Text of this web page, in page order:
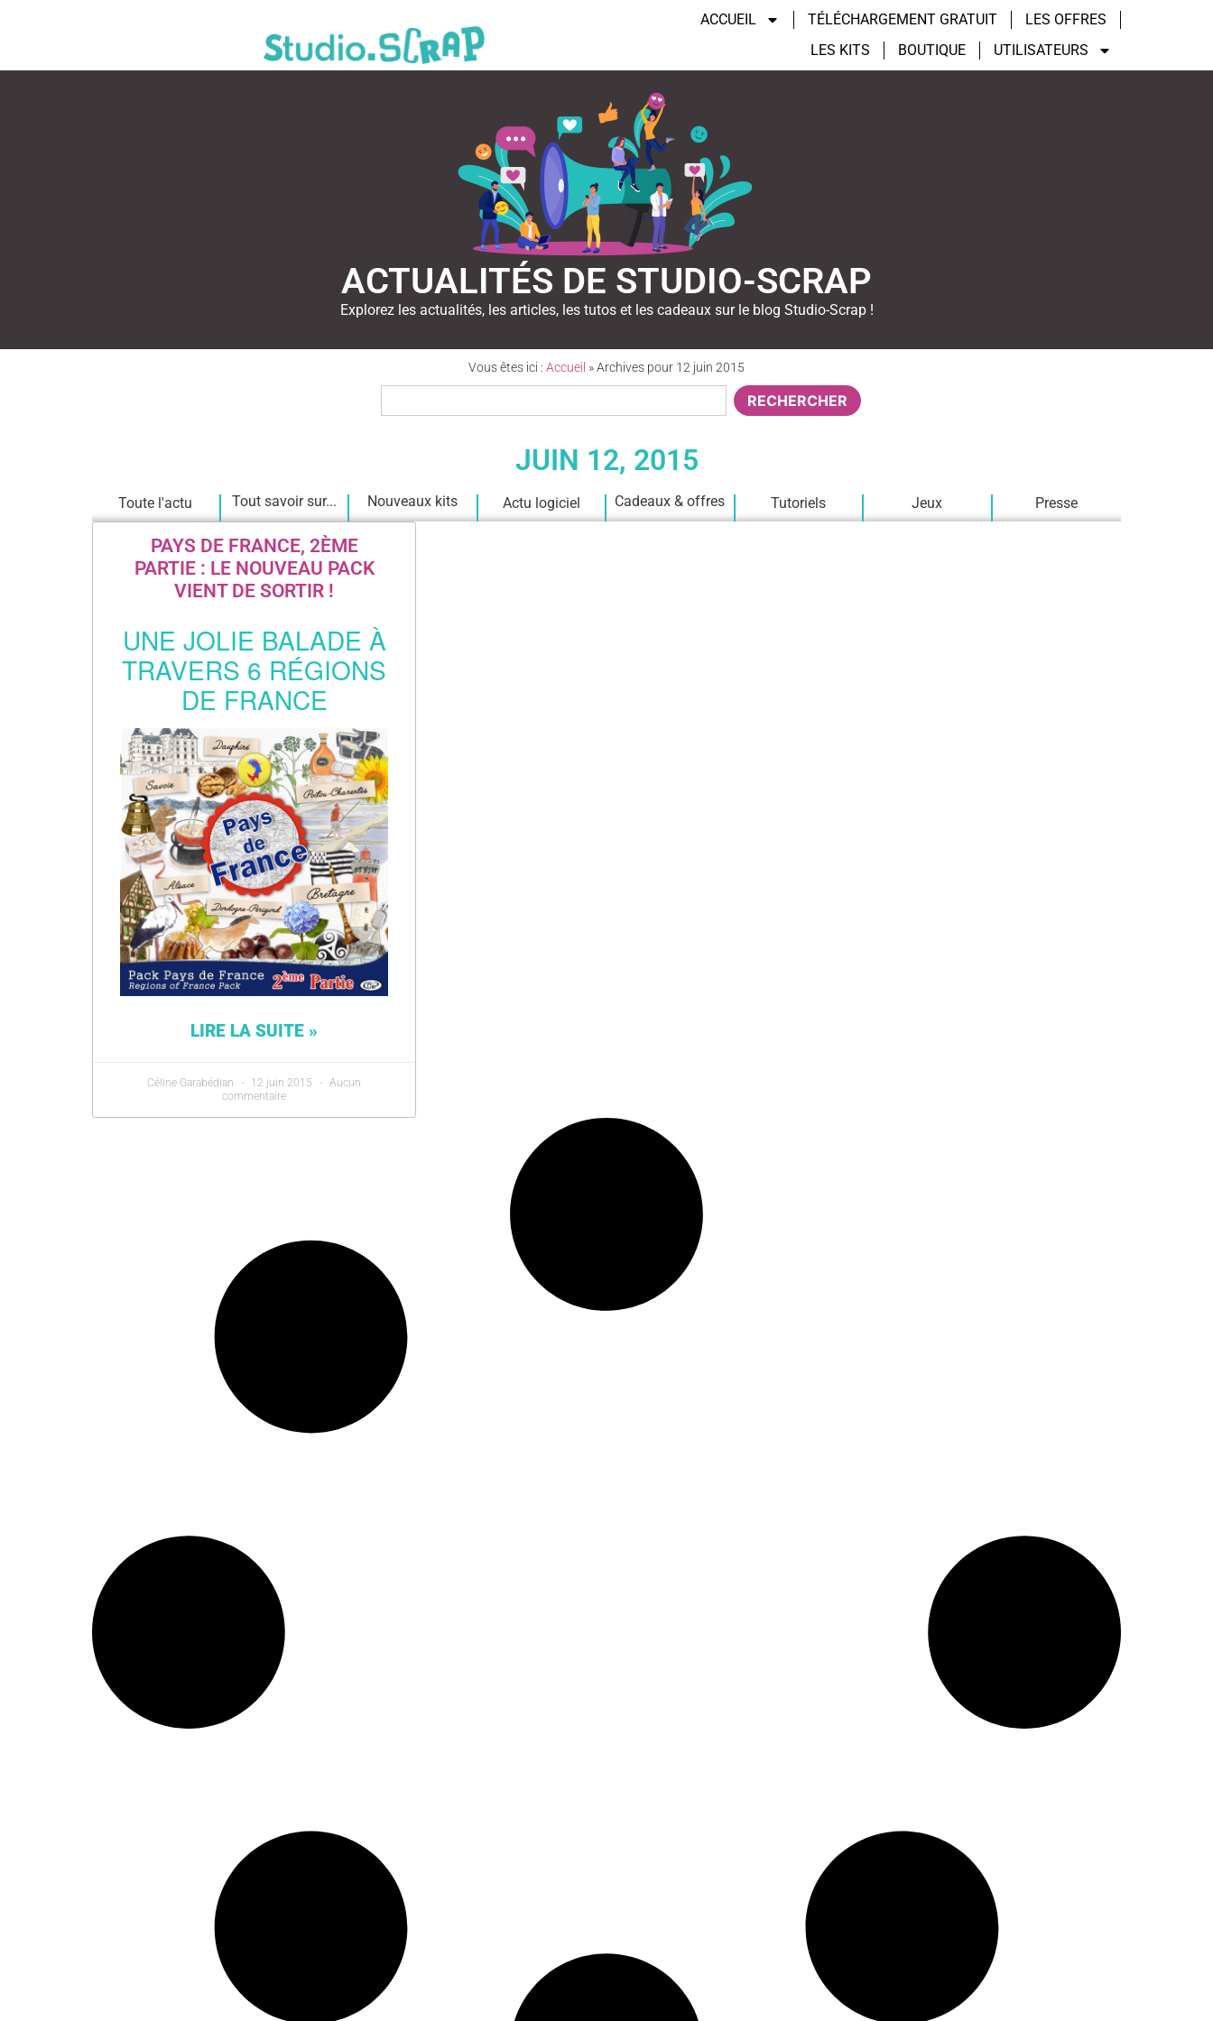
ACCUEIL TÉLÉCHARGEMENT GRATUIT
LES OFFRES
LES KITS
BOUTIQUE UTILISATEURS
ACTUALITÉS DE STUDIO-SCRAP
Explorez les actualités, les articles, les tutos et les cadeaux sur le blog Studio-Scrap !
Vous êtes ici : Accueil »Archives pour 12 juin 2015
RECHERCHER
JUIN 12, 2015
Toute l'actu Tout savoir sur... Nouveaux kits Actu logiciel Cadeaux & offres Tutoriels Jeux Presse
PAYS DE FRANCE, 2ÈME
PARTIE : LE NOUVEAU PACK
VIENT DE SORTIR !
UNE JOLIE BALADE À
TRAVERS 6 RÉGIONS
DE FRANCE
LIRE LA SUITE »
Céline Garabédian 12 juin 2015
Aucun
commentaire